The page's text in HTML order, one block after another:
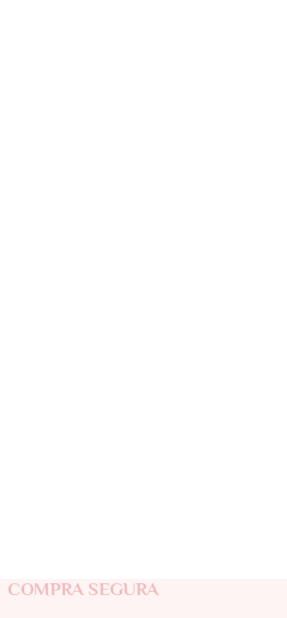
COMPRA SEGURA